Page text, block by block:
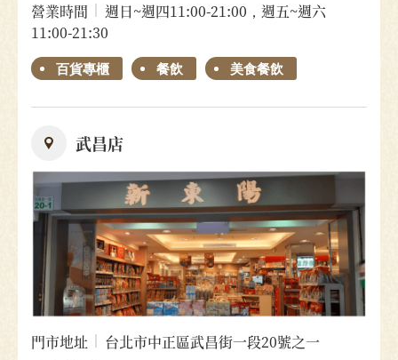
營業時間
週日~週四11:00-21:00，週五~週六
11:00-21:30
百貨專櫃 餐飲 美食餐飲
武昌店
門市地址
台北市中正區武昌街一段20號之一